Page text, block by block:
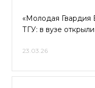
«Молодая Гвардия
ТГУ: в вузе
23.03.26